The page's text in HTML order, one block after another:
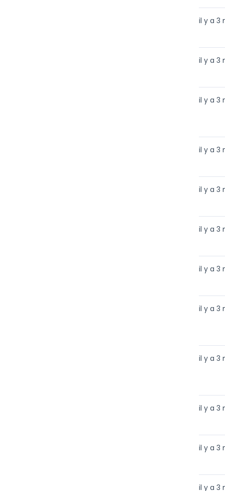
il y a 3
il y a 3
il y a 3
il y a 3
il y a 3
il y a 3
il y a 3
il y a 3
il y a 3
il y a 3
il y a 3
il y a 3